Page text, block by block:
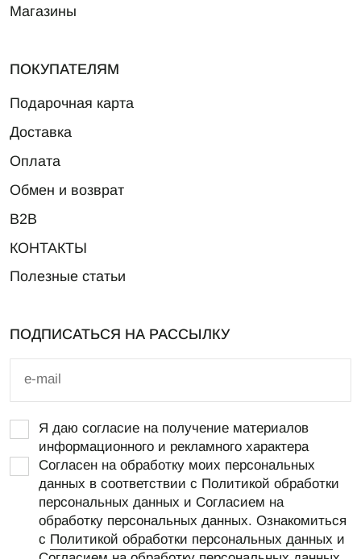
Магазины
ПОКУПАТЕЛЯМ
Подарочная карта
Доставка
Оплата
Обмен и возврат
B2B
КОНТАКТЫ
Полезные статьи
ПОДПИСАТЬСЯ НА РАССЫЛКУ
Я даю согласие на получение материалов
информационного и рекламного характера
Согласен на обработку моих персональных
данных в соответствии с Политикой обработки
персональных данных и Согласием на
обработку персональных данных. Ознакомиться
с Политикой обработки персональных данных и